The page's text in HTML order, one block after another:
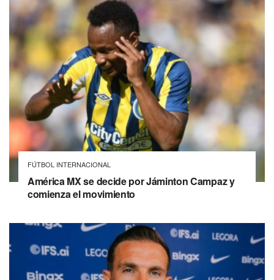
FÚTBOL INTERNACIONAL
América MX se decide por Jáminton Campaz y
comienza el movimiento